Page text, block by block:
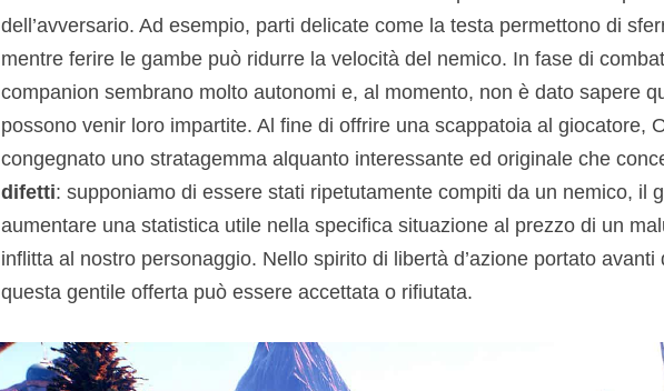
dell’avversario. Ad esempio, parti delicate come la testa permettono di
mentre ferire le gambe può ridurre la velocità del nemico. In fase di
companion sembrano molto autonomi e, al momento, non è dato sapere
possono venir loro impartite. Al fine di offrire una scappatoia al giocatore,
congegnato uno stratagemma alquanto interessante ed originale che
difetti: supponiamo di essere stati ripetutamente compiti da un nemico, il
aumentare una statistica utile nella specifica situazione al prezzo di un
inflitta al nostro personaggio. Nello spirito di libertà d’azione portato
questa gentile offerta può essere accettata o rifiutata.